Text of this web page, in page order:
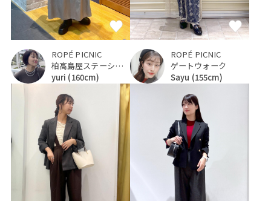
ROPÉ PICNIC
柏高島屋ステーションモール
yuri (160cm)
ROPÉ PICNIC
ゲートウォーク
Sayu (155cm)